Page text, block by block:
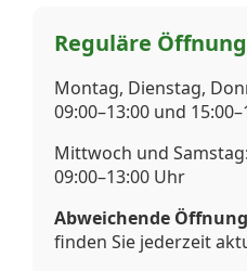
Reguläre
Montag, Dienstag,
09:00–13:00 und
Mittwoch und Samstag:
09:00–13:00 Uhr
Abweichende
finden Sie jederzeit